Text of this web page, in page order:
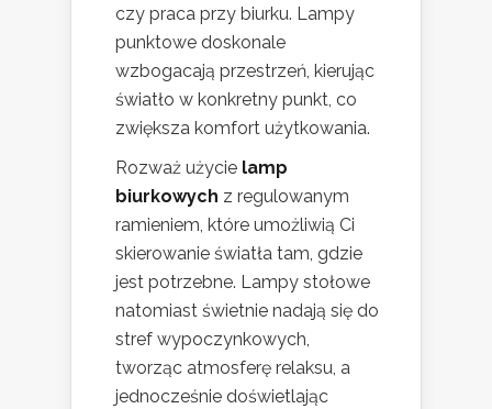
czy praca przy biurku. Lampy
punktowe doskonale
wzbogacają przestrzeń, kierując
światło w konkretny punkt, co
zwiększa komfort użytkowania.
Rozważ użycie lamp
biurkowych z regulowanym
ramieniem, które umożliwią Ci
skierowanie światła tam, gdzie
jest potrzebne. Lampy stołowe
natomiast świetnie nadają się do
stref wypoczynkowych,
tworząc atmosferę relaksu, a
jednocześnie doświetlając